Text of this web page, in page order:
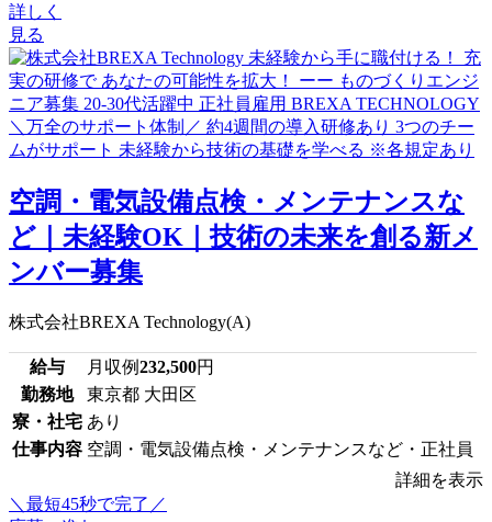
詳しく
見る
空調・電気設備点検・メンテナンスな
ど｜未経験OK｜技術の未来を創る新メ
ンバー募集
株式会社BREXA Technology(A)
給与 月収例232,500円
勤務地
東京都 大田区
寮・社宅 あり
仕事内容 空調・電気設備点検・メンテナンスなど・正社員
詳細を表示
＼最短45秒で完了／